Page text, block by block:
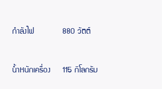
กำลังไฟ 880 วัตต์
น้ำหนักเครื่อง 115 กิโลกรัม